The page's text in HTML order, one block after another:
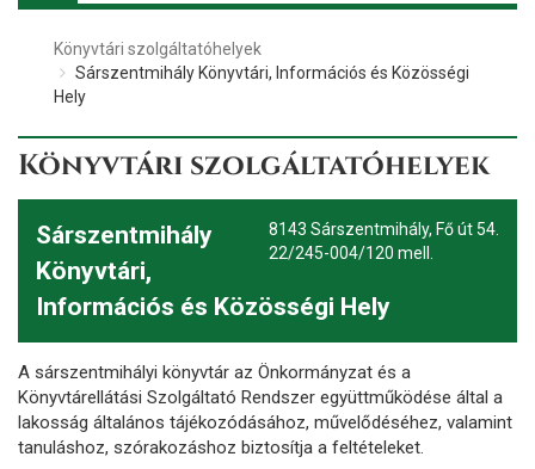
Könyvtári szolgáltatóhelyek
Sárszentmihály Könyvtári, Információs és Közösségi
Hely
Könyvtári szolgáltatóhelyek
8143 Sárszentmihály, Fő út 54.
22/245-004/120 mell.
Sárszentmihály
Könyvtári,
Információs és Közösségi Hely
A sárszentmihályi könyvtár az Önkormányzat és a
Könyvtárellátási Szolgáltató Rendszer együttműködése által a
lakosság általános tájékozódásához, művelődéséhez, valamint
tanuláshoz, szórakozáshoz biztosítja a feltételeket.